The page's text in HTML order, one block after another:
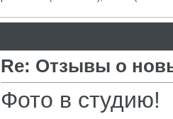
Re: Отзывы о
Фото в студию!